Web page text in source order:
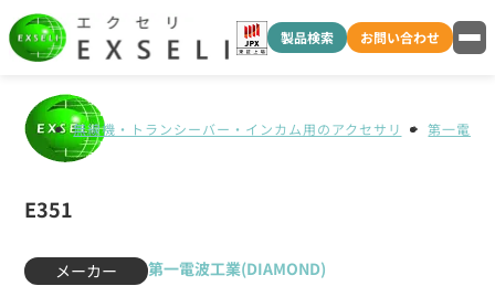
製品検索 お問い合わせ
無線機・トランシーバー・インカム用のアクセサリ 第一電波
E351
メーカー
第一電波工業(DIAMOND)